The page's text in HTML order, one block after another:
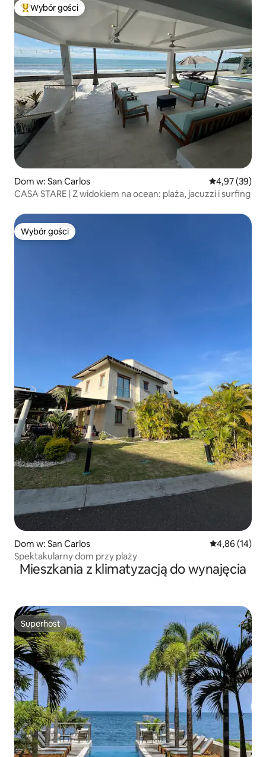
Najpopularniejsze z kategorii Wybór gości
Wybór gości
Dom w: San Carlos Średnia
4,97 (39)
CASA STARE | Z widokiem na ocean: plaża, jacuzzi i surfing
Wybór gości
Wybór gości
Dom w: San Carlos Średnia
4,86 (14)
Spektakularny dom przy plaży
Mieszkania z klimatyzacją do wynajęcia
Superhost
Superhost